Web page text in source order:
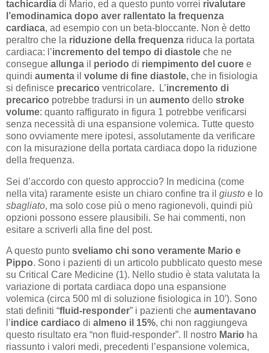
tachicardia di Mario, ed a questo punto vorrei rivalutare
l’emodinamica dopo aver rallentato la frequenza
cardiaca, ad esempio con un beta-bloccante. Non è detto
peraltro che la riduzione della frequenza riduca la portata
cardiaca: l’incremento del tempo di diastole che ne
consegue allunga il periodo di riempimento del cuore e
quindi aumenta il volume di fine diastole, che in fisiologia
si definisce precarico ventricolare. L’incremento di
precarico potrebbe tradursi in un aumento dello stroke
volume: quanto raffigurato in figura 1 potrebbe verificarsi
senza necessità di una espansione volemica. Tutte questo
sono ovviamente mere ipotesi, assolutamente da verificare
con la misurazione della portata cardiaca dopo la riduzione
della frequenza.
Sei d’accordo con questo approccio? In medicina (come
nella vita) raramente esiste un chiaro confine tra il giusto e lo
sbagliato, ma solo cose più o meno ragionevoli, quindi più
opzioni possono essere plausibili. Se hai commenti, non
esitare a scriverli alla fine del post.
A questo punto sveliamo chi sono veramente Mario e
Pippo. Sono i pazienti di un articolo pubblicato questo mese
su Critical Care Medicine (1). Nello studio è stata valutata la
variazione di portata cardiaca dopo una espansione
volemica (circa 500 ml di soluzione fisiologica in 10′). Sono
stati definiti “fluid-responder” i pazienti che aumentavano
l’indice cardiaco di almeno il 15%, chi non raggiungeva
questo risultato era “non fluid-responder”. Il nostro Mario ha
riassunto i valori medi, precedenti l’espansione volemica,